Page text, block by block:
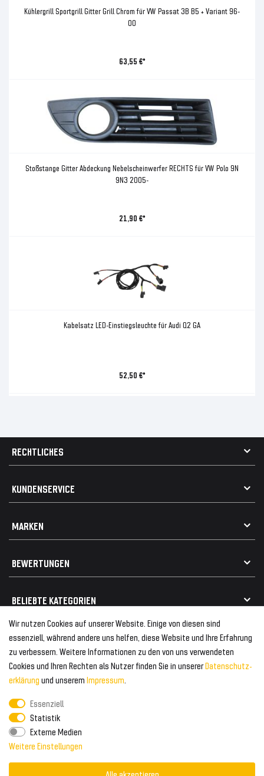
Kühlergrill Sportgrill Gitter Grill Chrom für VW Passat 3B B5 + Variant 96-
00
63,55 €*
Stoßstange Gitter Abdeckung Nebelscheinwerfer RECHTS für VW Polo 9N
9N3 2005-
21,90 €*
Kabelsatz LED-Einstiegsleuchte für Audi Q2 GA
52,50 €*
Wir nutzen Cookies auf unserer Website. Einige von diesen sind
essenziell, während andere uns helfen, diese Website und Ihre Erfahrung
zu verbessern. Weitere Informationen zu den von uns verwendeten
Cookies und Ihren Rechten als Nutzer finden Sie in unsererDaten­schutz­
erklärung und unserem Impressum.
Essenziell
Statistik
Externe Medien
Weitere Einstellungen
RECHTLICHES
Widerrufsrecht
Vertrag widerrufen
Elektro- / Altteilentsorgung
KUNDENSERVICE
MARKEN
Geeignet für Mercedes
Geeignet für Audi
BEWERTUNGEN
BELIEBTE KATEGORIEN
Frontspoiler
Heckspoiler
Kabelbäume
Kühlergrill
FOLGEN SIE UNS AUF
Tuning Fanatics
ZAHLUNG & VERSAND
Zahlungsanbieter
Versand & Zahlung
WELTWEITER VERSAND
© 2026 Tuning Fanatics